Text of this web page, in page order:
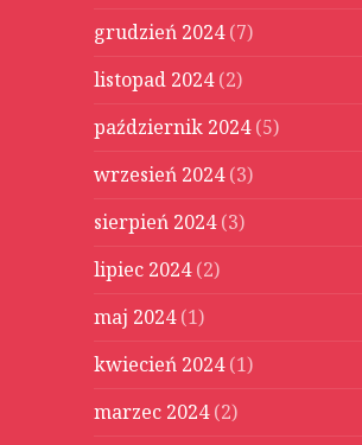
grudzień 2024(7)
listopad 2024(2)
październik 2024(5)
wrzesień 2024(3)
sierpień 2024(3)
lipiec 2024(2)
maj 2024(1)
kwiecień 2024(1)
marzec 2024(2)